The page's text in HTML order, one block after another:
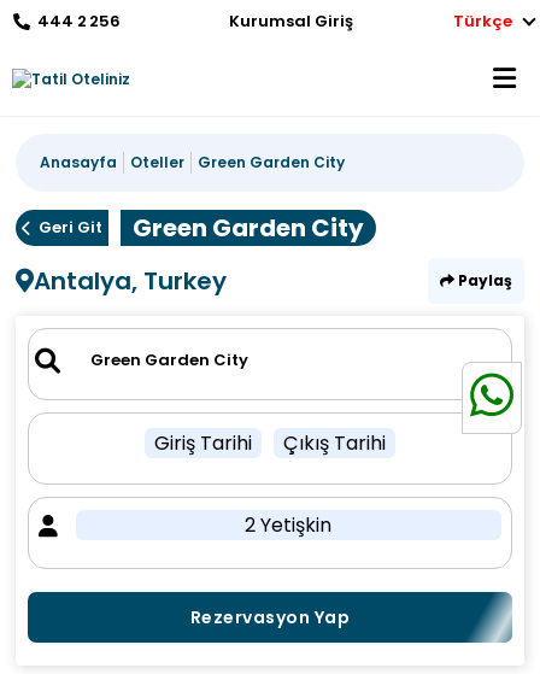
444 2 256 Kurumsal Giriş Türkçe
Anasayfa Oteller Green Garden City
Geri Git
Green Garden City
Antalya, Turkey
Paylaş
Giriş Tarihi Çıkış Tarihi
2 Yetişkin
Rezervasyon Yap